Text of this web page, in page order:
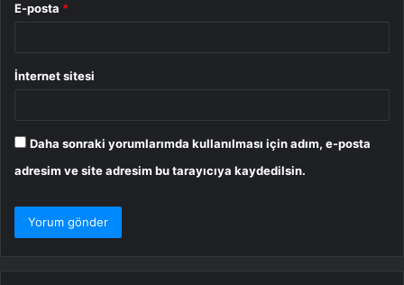
E-posta *
İnternet sitesi
Daha sonraki yorumlarımda kullanılması için adım, e-posta
adresim ve site adresim bu tarayıcıya kaydedilsin.